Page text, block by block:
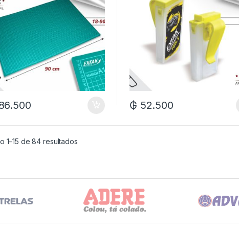
₲ 52.500
1–15 de 84 resultados